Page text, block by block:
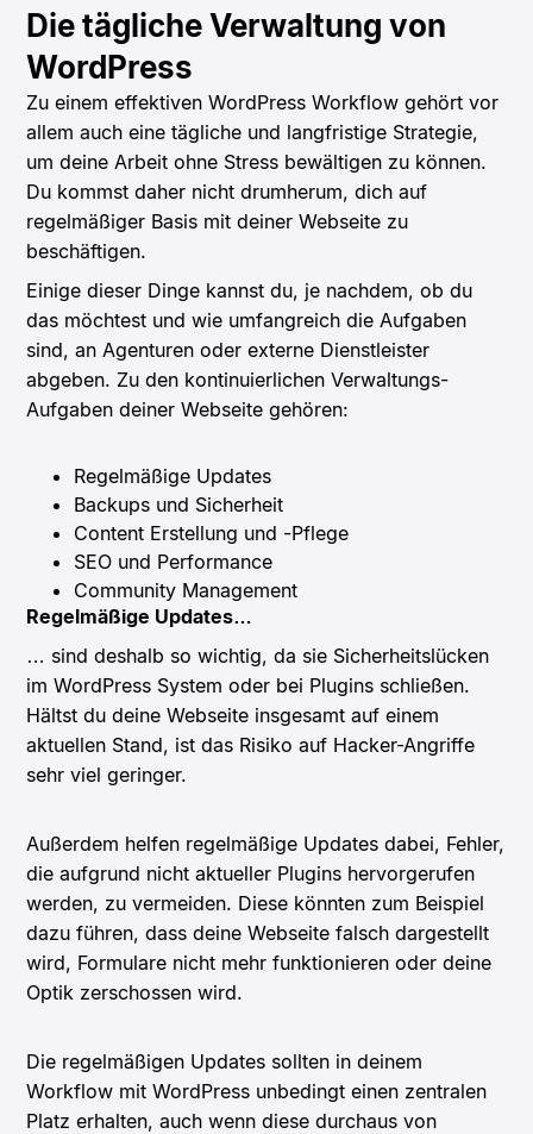
Die tägliche Verwaltung von
WordPress
Zu einem effektiven WordPress Workflow gehört vor
allem auch eine tägliche und langfristige Strategie,
um deine Arbeit ohne Stress bewältigen zu können.
Du kommst daher nicht drumherum, dich auf
regelmäßiger Basis mit deiner Webseite zu
beschäftigen.
Einige dieser Dinge kannst du, je nachdem, ob du
das möchtest und wie umfangreich die Aufgaben
sind, an Agenturen oder externe Dienstleister
abgeben. Zu den kontinuierlichen Verwaltungs-
Aufgaben deiner Webseite gehören:
Regelmäßige Updates
Backups und Sicherheit
Content Erstellung und -Pflege
SEO und Performance
Community Management
Regelmäßige Updates…
… sind deshalb so wichtig, da sie Sicherheitslücken
im WordPress System oder bei Plugins schließen.
Hältst du deine Webseite insgesamt auf einem
aktuellen Stand, ist das Risiko auf Hacker-Angriffe
sehr viel geringer.
Außerdem helfen regelmäßige Updates dabei, Fehler,
die aufgrund nicht aktueller Plugins hervorgerufen
werden, zu vermeiden. Diese könnten zum Beispiel
dazu führen, dass deine Webseite falsch dargestellt
wird, Formulare nicht mehr funktionieren oder deine
Optik zerschossen wird.
Die regelmäßigen Updates sollten in deinem
Workflow mit WordPress unbedingt einen zentralen
Platz erhalten, auch wenn diese durchaus von